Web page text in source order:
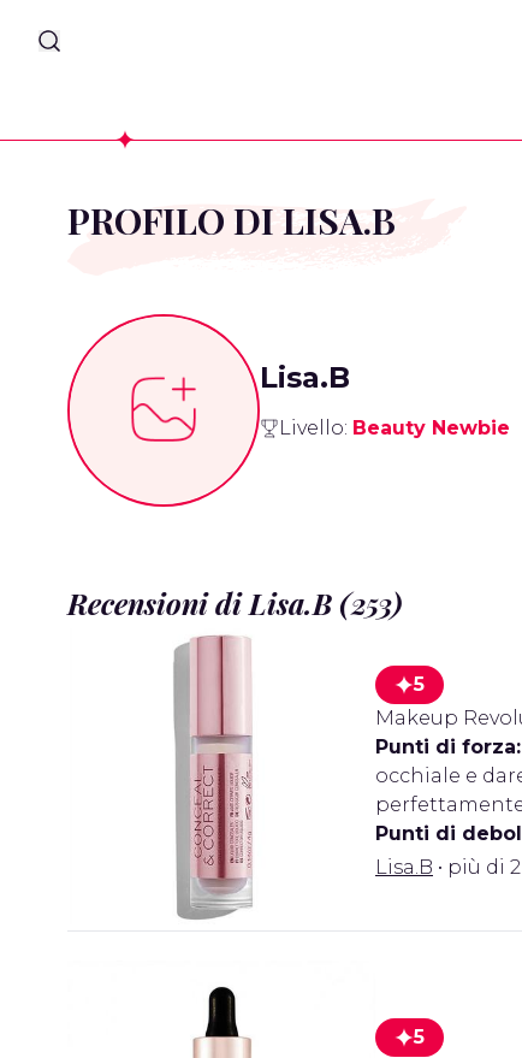
PROFILO DI LISA.B
Lisa.B
Livello: Beauty Newbie
Recensioni di Lisa.B (253)
5
Makeup
Punti di forza:
occhiale e
Punti di
Lisa.B • più di
5